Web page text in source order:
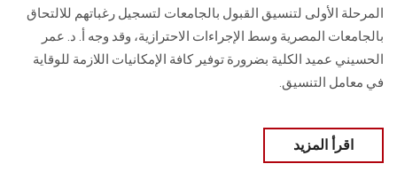
المرحلة الأولى لتنسيق القبول بالجامعات لتسجيل رغباتهم للالتحاق
بالجامعات المصرية وسط الإجراءات الاحترازية، وقد وجه أ. د. عمر
الحسيني عميد الكلية بضرورة توفير كافة الإمكانيات اللازمة للوقاية
في معامل التنسيق.
اقرأ المزيد